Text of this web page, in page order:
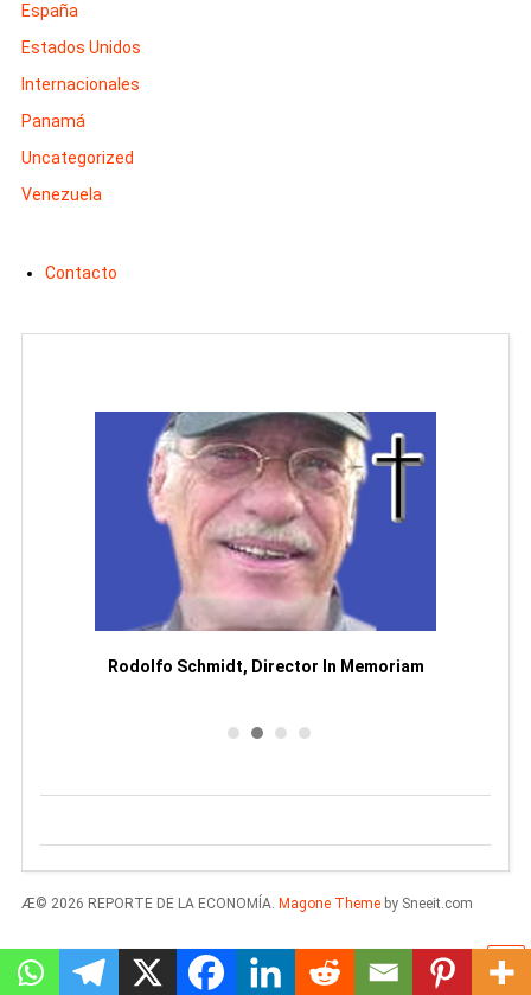
España
Estados Unidos
Internacionales
Panamá
Uncategorized
Venezuela
Contacto
Rodolfo Schmidt, Director In Memoriam
Æ© 2026 REPORTE DE LA ECONOMÍA. Magone Themeby Sneeit.com